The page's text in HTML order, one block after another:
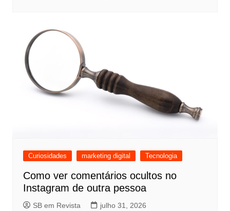
Curiosidades marketing digital Tecnologia
Como ver comentários ocultos no
Instagram de outra pessoa
SB em Revista julho 31, 2026